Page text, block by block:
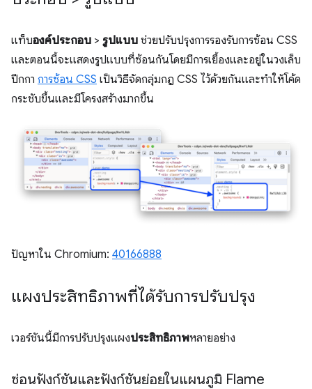
แท็บองค์ประกอบ > รูปแบบ ช่วยปรับปรุงการรองรับการซ้อน CSS
และตอนนี้จะแสดงรูปแบบที่ซ้อนกันโดยมีการเยื้องและอยู่ในวงเล็บ
ปีกกา การซ้อน CSS เป็นวิธีจัดกลุ่มกฎ CSS ไว้ด้วยกันและทำให้โค้ด
กระชับขึ้นและมีโครงสร้างมากขึ้น
ปัญหาใน Chromium: 40166888
แผงประสิทธิภาพที่ได้รับการปรับปรุง
เวอร์ชันนี้มีการปรับปรุงแผงประสิทธิภาพหลายอย่าง
ซ่อนฟังก์ชันและฟังก์ชันย่อยในแผนภูมิ Flame